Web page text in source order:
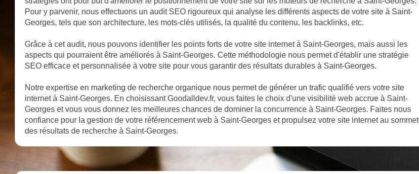
Pour y parvenir, nous effectuons un audit SEO rigoureux qui analyse les différents aspects de votre site à Saint-
Georges, tels que son architecture, les mots-clés utilisés, la qualité du contenu, les backlinks, etc.
Grâce à cet audit, nous pouvons identifier les points forts de votre site internet à Saint-Georges, mais aussi les
aspects qui pourraient être améliorés à Saint-Georges. Cette méthodologie nous permet d'établir une stratégie
SEO efficace et personnalisée à votre site pour vous garantir des résultats durables à Saint-Georges.
Notre expertise en marketing de recherche organique nous permet de générer un trafic qualifié vers votre site
internet à Saint-Georges. En choisissant Goodalldev.fr, vous faites le choix d'une visibilité web accrue à Saint-
Georges et vous vous donnez les meilleures chances de dominer la concurrence à Saint-Georges. Faites nous
confiance pour la gestion de votre référencement web à Saint-Georges et propulsez votre site internet au sommet
des résultats de recherche à Saint-Georges.